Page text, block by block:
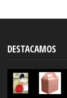
DESTACAMOS